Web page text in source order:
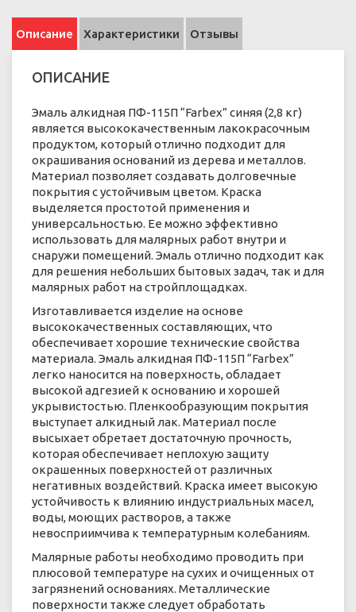
Описание Характеристики Отзывы
ОПИСАНИЕ
Эмаль алкидная ПФ-115П “Farbex” синяя (2,8 кг)
является высококачественным лакокрасочным
продуктом, который отлично подходит для
окрашивания оснований из дерева и металлов.
Материал позволяет создавать долговечные
покрытия с устойчивым цветом. Краска
выделяется простотой применения и
универсальностью. Ее можно эффективно
использовать для малярных работ внутри и
снаружи помещений. Эмаль отлично подходит как
для решения небольших бытовых задач, так и для
малярных работ на стройплощадках.
Изготавливается изделие на основе
высококачественных составляющих, что
обеспечивает хорошие технические свойства
материала. Эмаль алкидная ПФ-115П “Farbex”
легко наносится на поверхность, обладает
высокой адгезией к основанию и хорошей
укрывистостью. Пленкообразующим покрытия
выступает алкидный лак. Материал после
высыхает обретает достаточную прочность,
которая обеспечивает неплохую защиту
окрашенных поверхностей от различных
негативных воздействий. Краска имеет высокую
устойчивость к влиянию индустриальных масел,
воды, моющих растворов, а также
невосприимчива к температурным колебаниям.
Малярные работы необходимо проводить при
плюсовой температуре на сухих и очищенных от
загрязнений основаниях. Металлические
поверхности также следует обработать